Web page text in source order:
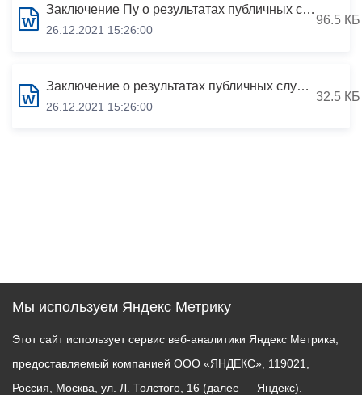
Заключение Пу о результатах публичных слушаний по проекту решения Собрания представителей г.Владикавказ о внесении изменений в решение Собрания представителей г.Владикавказ от 16 марта 2012 года №32/11 «Об утверждении «Правил землепользования и застройки
26.12.2021 15:26:00
96.5 КБ
Заключение о результатах публичных слушаний по проекту «Правил землепользования и застройкиг.Владикавказ» от 01.03.2012
26.12.2021 15:26:00
32.5 КБ
Мы используем Яндекс Метрику
Этот сайт использует сервис веб-аналитики Яндекс Метрика,
предоставляемый компанией ООО «ЯНДЕКС», 119021,
Россия, Москва, ул. Л. Толстого, 16 (далее — Яндекс).